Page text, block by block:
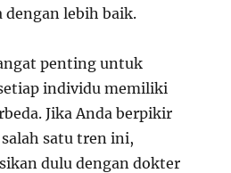
dengan lebih baik.
penting untuk
individu memiliki
Jika Anda berpikir
satu tren ini,
dulu dengan dokter